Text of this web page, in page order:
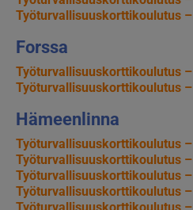
Työturvallisuuskorttikoulutus –
Forssa
Työturvallisuuskorttikoulutus –
Työturvallisuuskorttikoulutus –
Hämeenlinna
Työturvallisuuskorttikoulutus –
Työturvallisuuskorttikoulutus –
Työturvallisuuskorttikoulutus –
Työturvallisuuskorttikoulutus –